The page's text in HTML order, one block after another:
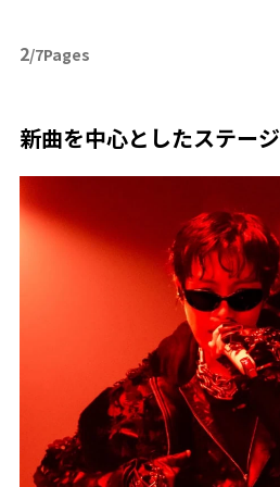
2/7Pages
新曲を中心としたステージ